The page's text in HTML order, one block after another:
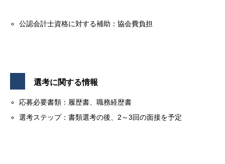
公認会計士資格に対する補助：協会費負担
選考に関する情報
応募必要書類：履歴書、職務経歴書
選考ステップ：書類選考の後、2～3回の面接を予定